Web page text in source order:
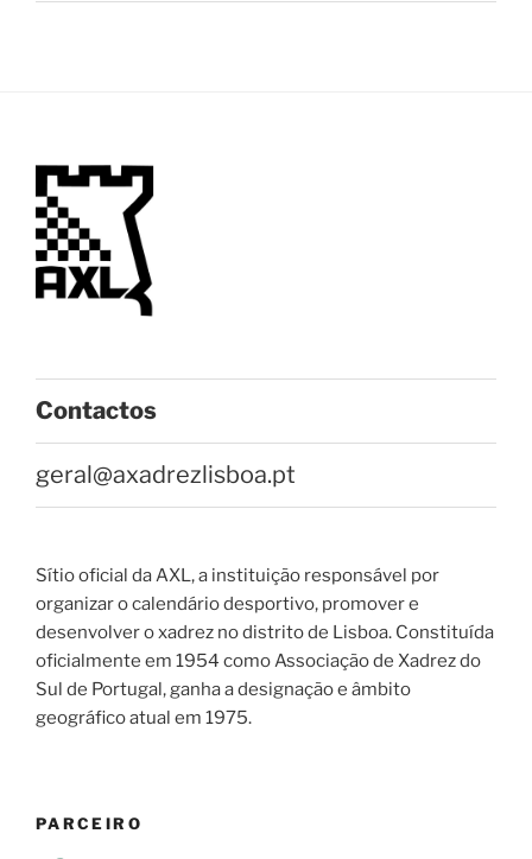
Contactos
geral@axadrezlisboa.pt
Sítio oficial da AXL, a instituição responsável por
organizar o calendário desportivo, promover e
desenvolver o xadrez no distrito de Lisboa. Constituída
oficialmente em 1954 como Associação de Xadrez do
Sul de Portugal, ganha a designação e âmbito
geográfico atual em 1975.
PARCEIRO